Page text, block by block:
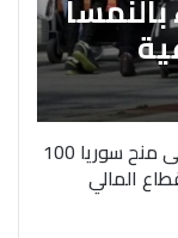
البنك الدولي يوافق على منح سوريا 100
المالي